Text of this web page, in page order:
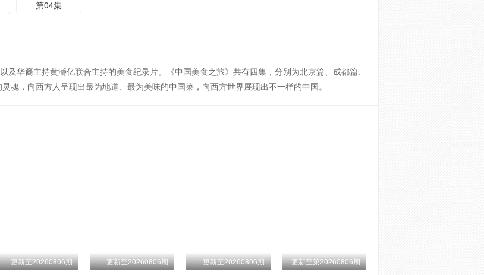
第04集
华裔主持黄瀞亿联合主持的美食纪录片。《中国美食之旅》共有四集，分别为北京篇、成都篇、
魂，向西方人呈现出最为地道、最为美味的中国菜，向西方世界展现出不一样的中国。
更新至20260806期 更新至20260806期 更新至20260806期 更新至第20260806期